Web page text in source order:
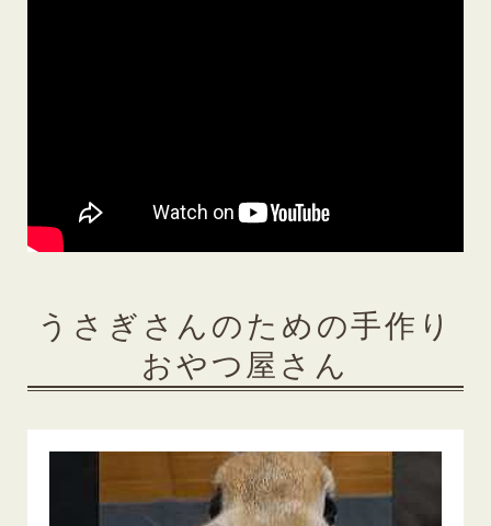
うさぎさんのための手作り
おやつ屋さん